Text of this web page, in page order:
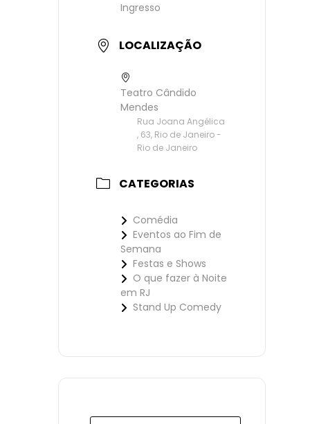
Ingresso
LOCALIZAÇÃO
Teatro Cândido
Mendes
Rua Joana Angélica
, 63, Rio de Janeiro -
Rio de Janeiro
CATEGORIAS
Comédia
Eventos ao Fim de
Semana
Festas e Shows
O que fazer à Noite
em RJ
Stand Up Comedy